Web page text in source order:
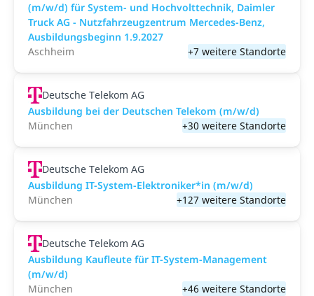
(m/w/d) für System- und Hochvolttechnik, Daimler
Truck AG - Nutzfahrzeugzentrum Mercedes-Benz,
Ausbildungsbeginn 1.9.2027
Aschheim
+7 weitere Standorte
Deutsche Telekom AG
Ausbildung bei der Deutschen Telekom (m/w/d)
München
+30 weitere Standorte
Deutsche Telekom AG
Ausbildung IT-System-Elektroniker*in (m/w/d)
München
+127 weitere Standorte
Deutsche Telekom AG
Ausbildung Kaufleute für IT-System-Management
(m/w/d)
München
+46 weitere Standorte